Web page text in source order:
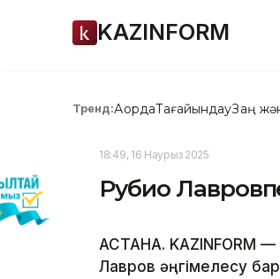
KAZINFORM
Тренд:АқордаТағайындауЗаң
18:49, 16 Наурыз 2025
Рубио
АСТАНА. KAZINFORM —
Лавров әңгімелесу